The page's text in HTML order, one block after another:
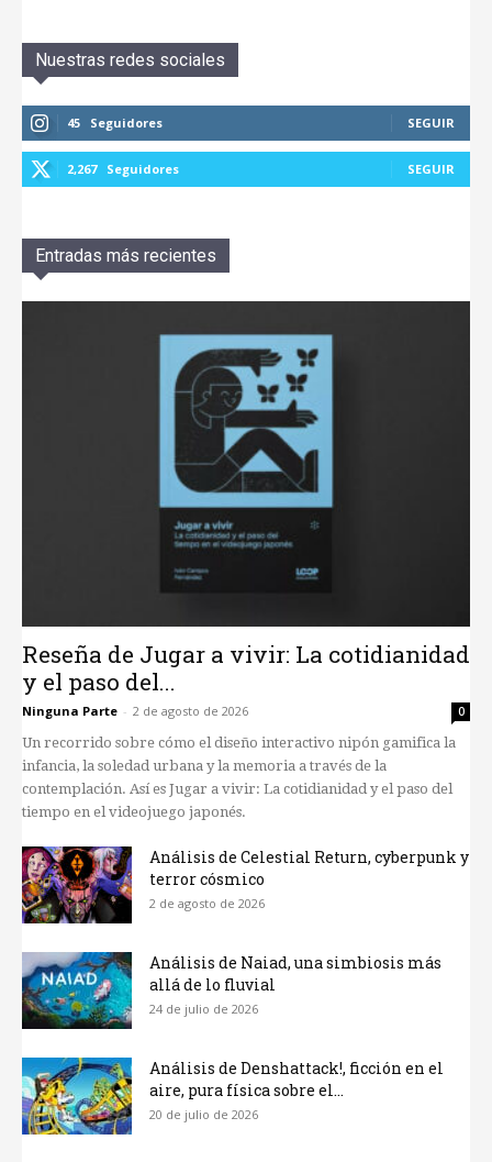
Nuestras redes sociales
45 Seguidores SEGUIR
2,267 Seguidores SEGUIR
Entradas más recientes
Reseña de Jugar a vivir: La cotidianidad
y el paso del...
Ninguna Parte - 2 de agosto de 2026 0
Un recorrido sobre cómo el diseño interactivo nipón gamifica la
infancia, la soledad urbana y la memoria a través de la
contemplación. Así es Jugar a vivir: La cotidianidad y el paso del
tiempo en el videojuego japonés.
Análisis de Celestial Return, cyberpunk y
terror cósmico
2 de agosto de 2026
Análisis de Naiad, una simbiosis más
allá de lo fluvial
24 de julio de 2026
Análisis de Denshattack!, ficción en el
aire, pura física sobre el...
20 de julio de 2026